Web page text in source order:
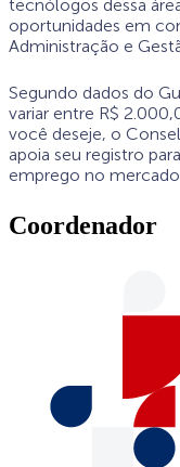
tecnólogos dessa
oportunidades em
Administração e
Segundo dados do
variar entre R$
você deseje, o
apoia seu registro
emprego no
Coordenador